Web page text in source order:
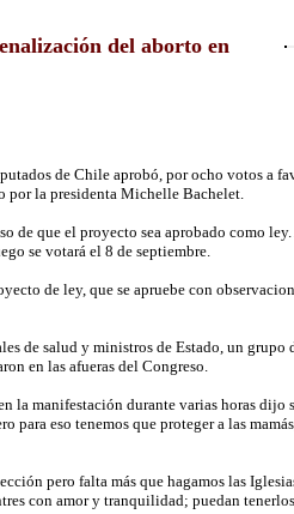
del aborto en
de Chile aprobó, por ocho votos a
por la presidenta Michelle Bachelet.
de que el proyecto sea aprobado como
se votará el 8 de septiembre.
de ley, que se apruebe con
de salud y ministros de Estado, un
en las afueras del Congreso.
la manifestación durante varias horas dijo
eso tenemos que proteger a las
pero falta más que hagamos las
con amor y tranquilidad; puedan